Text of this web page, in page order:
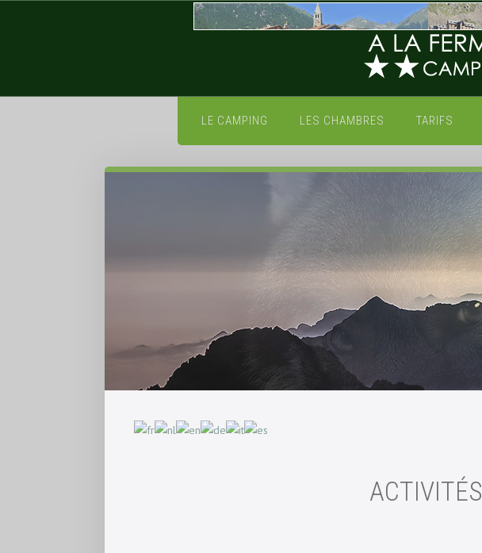
LE CAMPING LES CHAMBRES TARIFS
ACTIVITÉS